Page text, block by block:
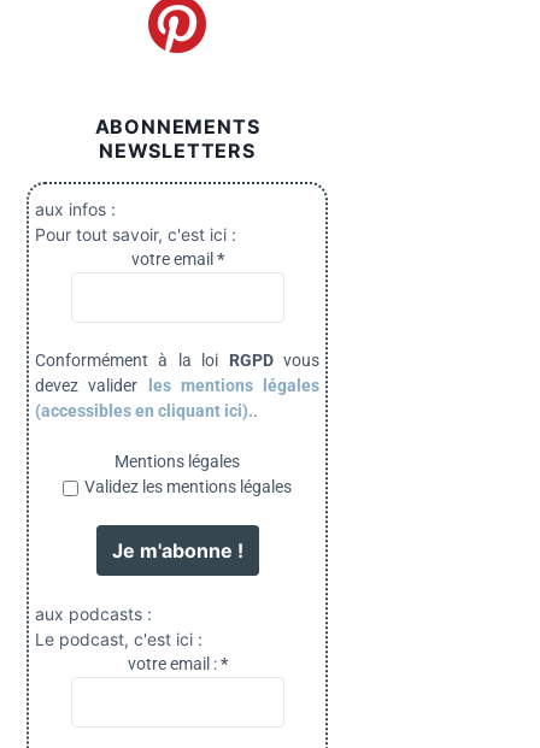
ABONNEMENTS
NEWSLETTERS
aux infos :
Pour tout savoir, c'est ici :
votre email *
Conformément à la loi RGPDvous
devez valider
les mentions légales
(accessibles en cliquant ici)..
Mentions légales
Validez les mentions légales
aux podcasts :
Le podcast, c'est ici :
votre email :*